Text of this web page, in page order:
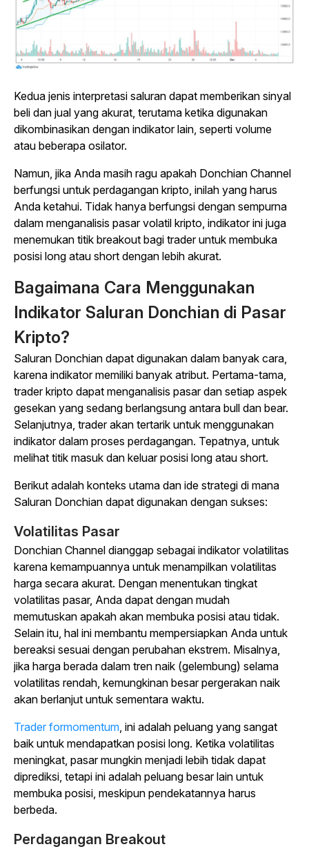
Kedua jenis interpretasi saluran dapat memberikan sinyal
beli dan jual yang akurat, terutama ketika digunakan
dikombinasikan dengan indikator lain, seperti volume
atau beberapa osilator.
Namun, jika Anda masih ragu apakah Donchian Channel
berfungsi untuk perdagangan kripto, inilah yang harus
Anda ketahui. Tidak hanya berfungsi dengan sempurna
dalam menganalisis pasar volatil kripto, indikator ini juga
menemukan titik breakout bagi trader untuk membuka
posisi long atau short dengan lebih akurat.
Bagaimana Cara Menggunakan
Indikator Saluran Donchian di Pasar
Kripto?
Saluran Donchian dapat digunakan dalam banyak cara,
karena indikator memiliki banyak atribut. Pertama-tama,
trader kripto dapat menganalisis pasar dan setiap aspek
gesekan yang sedang berlangsung antara bull dan bear.
Selanjutnya, trader akan tertarik untuk menggunakan
indikator dalam proses perdagangan. Tepatnya, untuk
melihat titik masuk dan keluar posisi long atau short.
Berikut adalah konteks utama dan ide strategi di mana
Saluran Donchian dapat digunakan dengan sukses:
Volatilitas Pasar
Donchian Channel dianggap sebagai indikator volatilitas
karena kemampuannya untuk menampilkan volatilitas
harga secara akurat. Dengan menentukan tingkat
volatilitas pasar, Anda dapat dengan mudah
memutuskan apakah akan membuka posisi atau tidak.
Selain itu, hal ini membantu mempersiapkan Anda untuk
bereaksi sesuai dengan perubahan ekstrem. Misalnya,
jika harga berada dalam tren naik (gelembung) selama
volatilitas rendah, kemungkinan besar pergerakan naik
akan berlanjut untuk sementara waktu.
Trader formomentum, ini adalah peluang yang sangat
baik untuk mendapatkan posisi long. Ketika volatilitas
meningkat, pasar mungkin menjadi lebih tidak dapat
diprediksi, tetapi ini adalah peluang besar lain untuk
membuka posisi, meskipun pendekatannya harus
berbeda.
Perdagangan Breakout